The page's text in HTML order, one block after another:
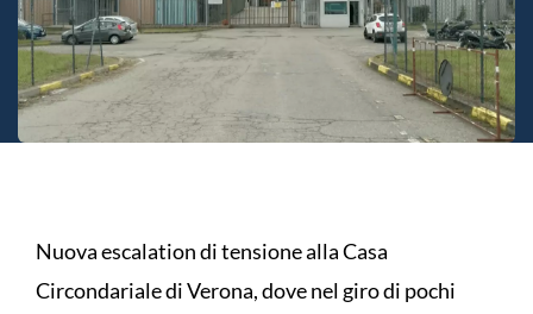
Nuova escalation di tensione alla Casa
Circondariale di Verona, dove nel giro di pochi